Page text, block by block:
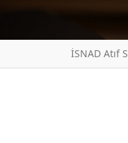
İSNAD Atıf